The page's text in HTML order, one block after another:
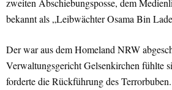
zweiten Abschiebungsposse, dem
bekannt als „Leibwächter Osama Bin
Der war aus dem Homeland NRW
Verwaltungsgericht Gelsenkirchen fühlte
forderte die Rückführung des